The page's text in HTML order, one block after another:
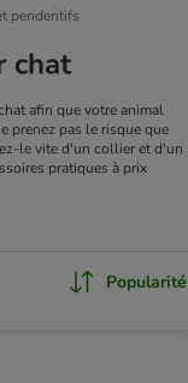
pendentifs
chat
afin que votre animal
prenez pas le risque que
le vite d'un collier et d'un
pratiques à prix
Popularité